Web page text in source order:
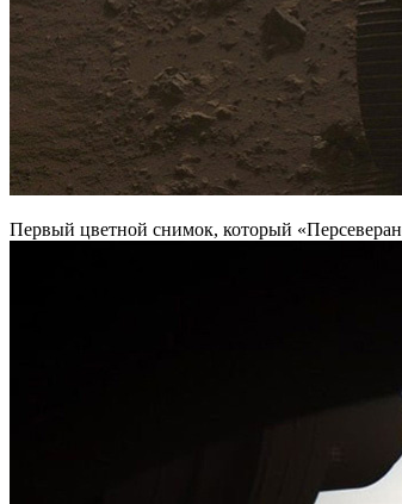
Первый цветной снимок, который